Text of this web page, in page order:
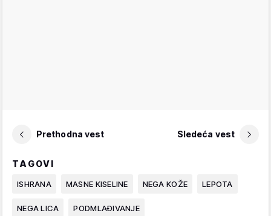
Prethodna vest Sledeća vest
TAGOVI
ISHRANA MASNE KISELINE NEGA KOŽE LEPOTA
NEGA LICA PODMLAĐIVANJE